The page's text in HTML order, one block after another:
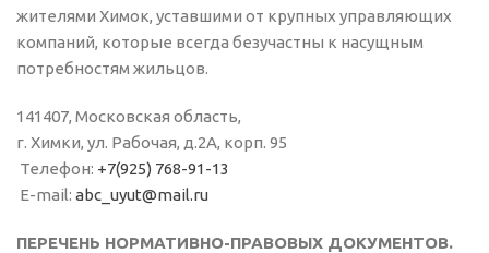
жителями Химок, уставшими от крупных управляющих
компаний, которые всегда безучастны к насущным
потребностям жильцов.
141407, Московская область,
г. Химки, ул. Рабочая, д.2А, корп. 95
Телефон: +7(925) 768-91-13
E-mail: abc_uyut@mail.ru
ПЕРЕЧЕНЬ НОРМАТИВНО-ПРАВОВЫХ ДОКУМЕНТОВ.